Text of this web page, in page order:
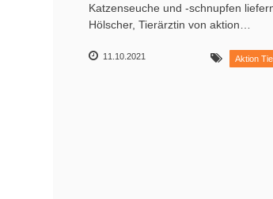
Katzenseuche und -schnupfen
Hölscher, Tierärztin von aktion…
11.10.2021 Aktion